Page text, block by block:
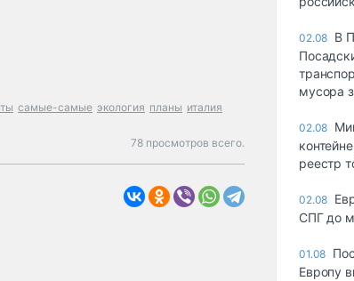
самые-самые экология планы италия
78 просмотров всего.
02.08 В
мусора
02.08
реестр
02.08
СПГ до
01.08
Европу